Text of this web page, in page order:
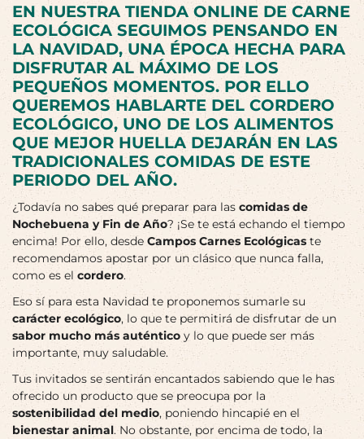
EN NUESTRA TIENDA ONLINE DE CARNE
ECOLÓGICA SEGUIMOS PENSANDO EN
LA NAVIDAD, UNA ÉPOCA HECHA PARA
DISFRUTAR AL MÁXIMO DE LOS
PEQUEÑOS MOMENTOS. POR ELLO
QUEREMOS HABLARTE DEL CORDERO
ECOLÓGICO, UNO DE LOS ALIMENTOS
QUE MEJOR HUELLA DEJARÁN EN LAS
TRADICIONALES COMIDAS DE ESTE
PERIODO DEL AÑO.
¿Todavía no sabes qué preparar para las comidas de
Nochebuena y Fin de Año? ¡Se te está echando el tiempo
encima! Por ello, desde Campos Carnes Ecológicas te
recomendamos apostar por un clásico que nunca falla,
como es el cordero.
Eso sí para esta Navidad te proponemos sumarle su
carácter ecológico, lo que te permitirá de disfrutar de un
sabor mucho más auténtico y lo que puede ser más
importante, muy saludable.
Tus invitados se sentirán encantados sabiendo que le has
ofrecido un producto que se preocupa por la
sostenibilidad del medio, poniendo hincapié en el
bienestar animal. No obstante, por encima de todo, la